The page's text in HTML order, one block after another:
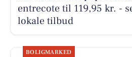
entrecote til 119,95 kr. -
lokale tilbud
BOLIGMARKED